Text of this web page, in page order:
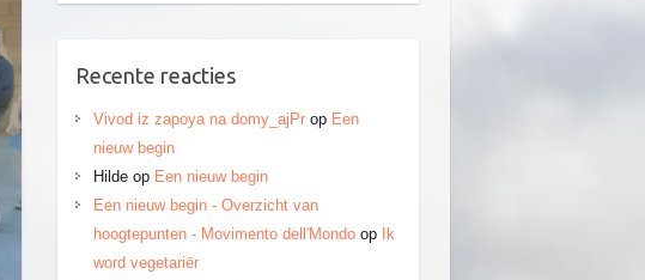
Recente reacties
Vivod iz zapoya na domy_ajProp Een
nieuw begin
Hildeop Een nieuw begin
Een nieuw begin - Overzicht van
hoogtepunten - Movimento dell'Mondoop
Ik
word vegetariër